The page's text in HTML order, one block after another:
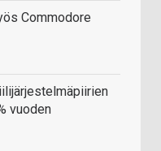
Commodore
vuoden